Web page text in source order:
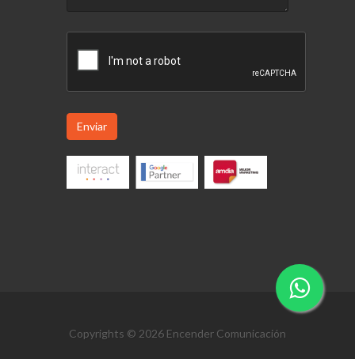
Enviar
Copyrights © 2026 Encender Comunicación